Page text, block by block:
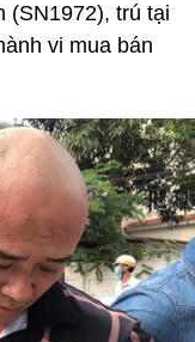
(SN1972), trú tại
vi mua bán